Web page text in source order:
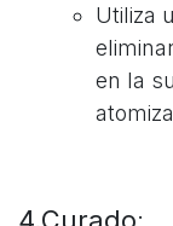
Utiliza
en la
4.Curado: